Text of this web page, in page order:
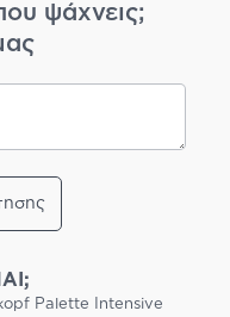
ψάχνεις;
Palette Intensive